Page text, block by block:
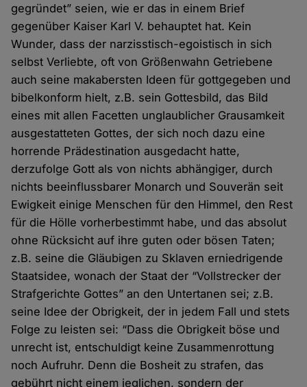
gegründet” seien, wie er das in einem Brief
gegenüber Kaiser Karl V. behauptet hat. Kein
Wunder, dass der narzisstisch-egoistisch in sich
selbst Verliebte, oft von Größenwahn Getriebene
auch seine makabersten Ideen für gottgegeben und
bibelkonform hielt, z.B. sein Gottesbild, das Bild
eines mit allen Facetten unglaublicher Grausamkeit
ausgestatteten Gottes, der sich noch dazu eine
horrende Prädestination ausgedacht hatte,
derzufolge Gott als von nichts abhängiger, durch
nichts beeinflussbarer Monarch und Souverän seit
Ewigkeit einige Menschen für den Himmel, den Rest
für die Hölle vorherbestimmt habe, und das absolut
ohne Rücksicht auf ihre guten oder bösen Taten;
z.B. seine die Gläubigen zu Sklaven erniedrigende
Staatsidee, wonach der Staat der “Vollstrecker der
Strafgerichte Gottes” an den Untertanen sei; z.B.
seine Idee der Obrigkeit, der in jedem Fall und stets
Folge zu leisten sei: “Dass die Obrigkeit böse und
unrecht ist, entschuldigt keine Zusammenrottung
noch Aufruhr. Denn die Bosheit zu strafen, das
gebührt nicht einem jeglichen, sondern der